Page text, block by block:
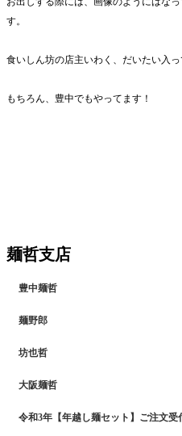
す。
食いしん坊の店主いわく、だいたい入っ
もちろん、豊中でもやってます！
麺哲支店
豊中麺哲
麺野郎
坊也哲
大阪麺哲
令和3年【年越し麺セット】ご注文受